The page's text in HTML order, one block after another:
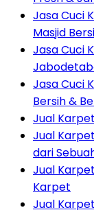
Jasa Cuci
Masjid
Jasa Cuci
Jasa Cuci
Bersih &
Jual
Jual
dari
Jual
Karpet
Jual